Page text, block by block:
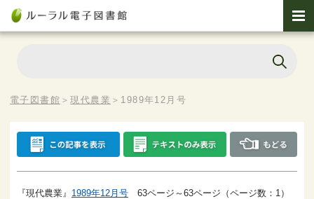
電子図書館 ＞現代農業 ＞ 1989年12月号
『現代農業』 1989年12月号 63ページ～63ページ（ページ数：1）